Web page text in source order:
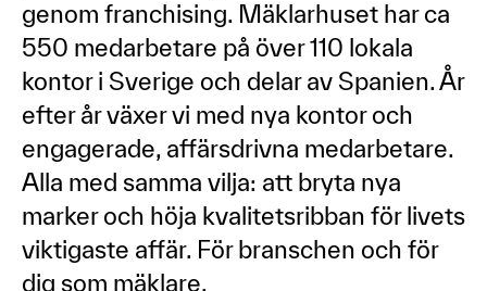
genom franchising. Mäklarhuset har ca
550 medarbetare på över 110 lokala
kontor i Sverige och delar av Spanien. År
efter år växer vi med nya kontor och
engagerade, affärsdrivna medarbetare.
Alla med samma vilja: att bryta nya
marker och höja kvalitetsribban för livets
viktigaste affär. För branschen och för
dig som mäklare.